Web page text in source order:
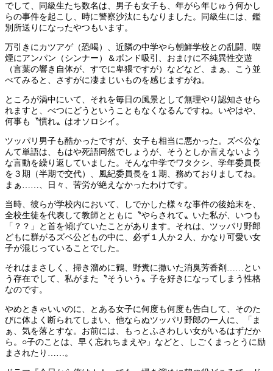
でして、同級生たち数名は、男子も女子も、年がら年じゅう何かし
らの事件を起こし、時に警察沙汰にもなりました。同級生には、鑑
別所送りになったやつもいます。
万引きにカツアゲ（恐喝）、近隣の中学やら朝鮮学校との乱闘、喫
煙にアンパン（シンナー）＆ボンド吸引、おまけに不純異性交遊
（言葉の響き自体が、すでに卑猥ですが）などなど、まぁ、こう並
べてみると、さすがに凄まじいものを感じますがね。
ところが渦中にいて、それを毎日の風景として無理やり認知させら
れますと、べつにどうということもなくなるんですね。いやはや、
何事も〝慣れ〟はオソロシイ。
ツッパリ男子も酷かったですが、女子も相当に悪かった。ズベ公な
んて単語は、もはや死語同然でしょうが、そうとしか言えないよう
な言動を繰り返していました。そんな中学でワタクシ、学年委員長
を３期（半期で交代）、風紀委員長を１期、務めておりましてね。
まぁ……、日々、苦労が絶えなかったわけです。
当時、彼らが学校内において、しでかした様々な事件の後始末を、
全校生徒を代表して教師とともに〝やらされて〟いた私が、いつも
「？？」と首を傾げていたことがあります。それは、ツッパリ野郎
どもに群がるズベ公どもの中に、必ず１人か２人、かなり可愛い女
子が混じっていることでした。
それはまさしく、掃き溜めに鶴、野糞に撒いた消臭芳香剤……とい
う存在でして、私がまた〝そういう〟子を好きになってしまう性格
なのです。
やめときゃいいのに、とある女子に何度も何度も告白して、そのた
びに体よく断られてしまい、他ならぬツッパリ野郎の一人に、「ま
ぁ、気を落とすな。お前には、もっとふさわしい女がいるはずだか
ら。○子のことは、早く忘れちまえや」などと、しごくまっとうに励
まされたり……。